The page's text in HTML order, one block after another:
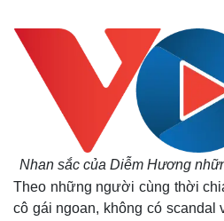
Nhan sắc của Diễm Hương
Theo những người cùng thời
cô gái ngoan, không có scandal